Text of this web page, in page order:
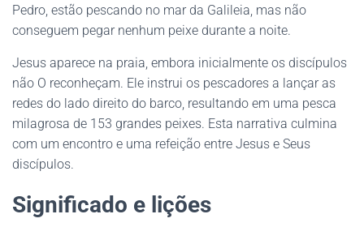
Pedro, estão pescando no mar da Galileia, mas não
conseguem pegar nenhum peixe durante a noite.
Jesus aparece na praia, embora inicialmente os discípulos
não O reconheçam. Ele instrui os pescadores a lançar as
redes do lado direito do barco, resultando em uma pesca
milagrosa de 153 grandes peixes. Esta narrativa culmina
com um encontro e uma refeição entre Jesus e Seus
discípulos.
Significado e lições